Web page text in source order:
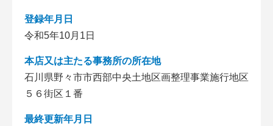
登録年月日
令和5年10月1日
本店又は主たる事務所の所在地
石川県野々市市西部中央土地区画整理事業施行地区
５６街区１番
最終更新年月日